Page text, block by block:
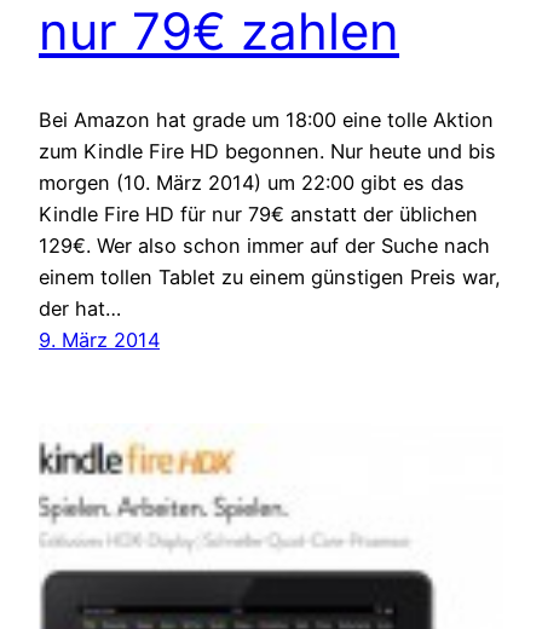
nur 79€ zahlen
Bei Amazon hat grade um 18:00 eine tolle Aktion
zum Kindle Fire HD begonnen. Nur heute und bis
morgen (10. März 2014) um 22:00 gibt es das
Kindle Fire HD für nur 79€ anstatt der üblichen
129€. Wer also schon immer auf der Suche nach
einem tollen Tablet zu einem günstigen Preis war,
der hat…
9. März 2014